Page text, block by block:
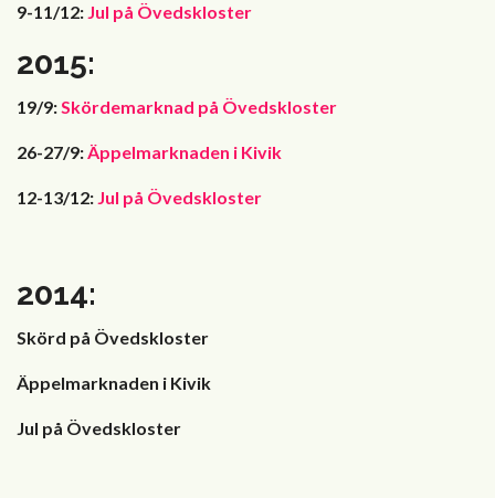
9-11/12: Jul på Övedskloster
2015:
19/9:Skördemarknad på Övedskloster
26-27/9:Äppelmarknaden i Kivik
12-13/12: Jul på Övedskloster
2014:
Skörd på Övedskloster
Äppelmarknaden i Kivik
Jul på Övedskloster